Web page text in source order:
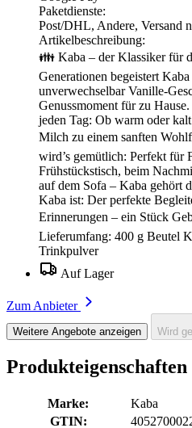
Paketdienste:
Post/DHL, Andere, Versand
Artikelbeschreibung:
👪 Kaba – der Klassiker für
Generationen begeistert
unverwechselbar Vanille-
Genussmoment für zu
jeden Tag: Ob warm oder
Milch zu einem sanften
wird’s gemütlich: Perfekt für
Frühstückstisch, beim
auf dem Sofa – Kaba gehört
Kaba ist: Der perfekte
Erinnerungen – ein Stück
Lieferumfang: 400 g Beutel
Trinkpulver
Auf Lager
Zum Anbieter
Weitere Angebote anzeigen Wird
Produkteigenschaften
Marke:
Kaba
GTIN: